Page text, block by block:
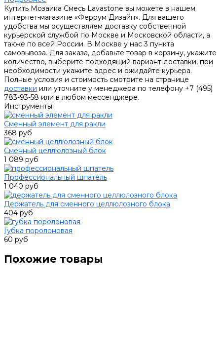
Купить Мозаика Смесь Lavastone вы можете в нашем
интернет-магазине «Феррум Дизайн». Для вашего
удобства мы осуществляем доставку собственной
курьерской службой по Москве и Московской области, а
также по всей России. В Москве у нас 3 пункта
самовывоза. Для заказа, добавьте товар в корзину, укажите
количество, выберите подходящий вариант доставки, при
необходимости укажите адрес и ожидайте курьера.
Полные условия и стоимость смотрите на странице
доставки или уточните у менеджера по телефону +7 (495)
783-93-58 или в любом мессенджере.
Инструменты
Сменный элемент для ракли
368 руб
Сменный целлюлозный блок
1 089 руб
Профессиональный шпатель
1 040 руб
Держатель для сменного целлюлозного блока
404 руб
Губка поролоновая
60 руб
Похожие товары